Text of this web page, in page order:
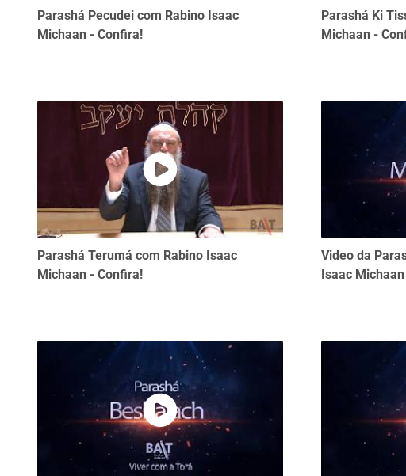
Parashá Pecudei com Rabino Isaac
Michaan - Confira!
Parashá Ki
Michaan -
Parashá Terumá com Rabino Isaac
Michaan - Confira!
Video da
Isaac